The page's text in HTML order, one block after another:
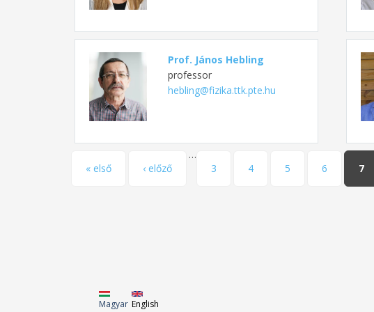
Prof. János Hebling
professor
hebling@fizika.ttk.pte.hu
Pages
« első ‹ előző
…
3
4 5 6 7
Magyar English